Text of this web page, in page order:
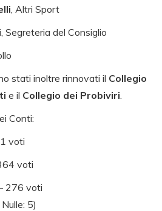
, Altri Sport
, Segreteria del Consiglio
stati inoltre rinnovati il Collegio
e il Collegio dei Probiviri
Conti:
voti
voti
276 voti
5)